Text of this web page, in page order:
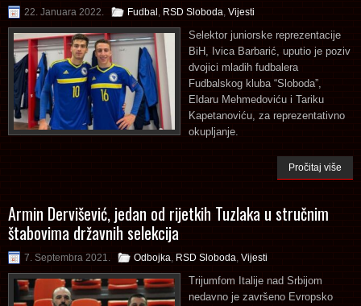
22. Januara 2022. Fudbal RSD Sloboda Vijesti
Selektor juniorske reprezentacije
BiH, Ivica Barbarić, uputio je poziv
dvojici mladih fudbalera
Fudbalskog kluba “Sloboda”,
Eldaru Mehmedoviću i Tariku
Kapetanoviću, za reprezentativno
okupljanje.
Pročitaj više
Armin Dervišević, jedan od rijetkih Tuzlaka u stručnim
štabovima državnih selekcija
7. Septembra 2021. Odbojka RSD Sloboda Vijesti
Trijumfom Italije nad Srbijom
nedavno je završeno Evropsko